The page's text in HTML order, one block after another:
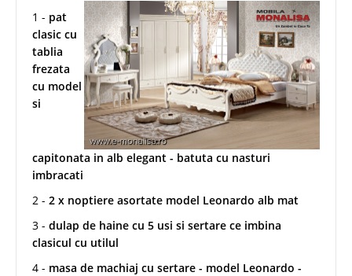
1 - pat
clasic cu
tablia
frezata
cu model
si
capitonata in alb elegant - batuta cu nasturi
imbracati
2 - 2 x noptiere asortate model Leonardo alb mat
3 - dulap de haine cu 5 usi si sertare ce imbina
clasicul cu utilul
4 - masa de machiaj cu sertare - model Leonardo -